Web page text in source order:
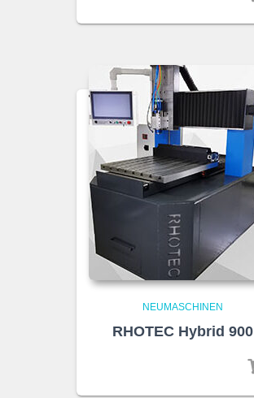
NEUMASCHINEN
RHOTEC Hybrid 900